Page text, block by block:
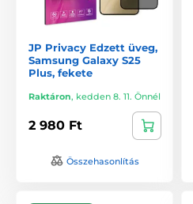
JP Privacy Edzett üveg,
Samsung Galaxy S25
Plus, fekete
Raktáron, kedden 8. 11. Önnél
2 980 Ft
Összehasonlítás